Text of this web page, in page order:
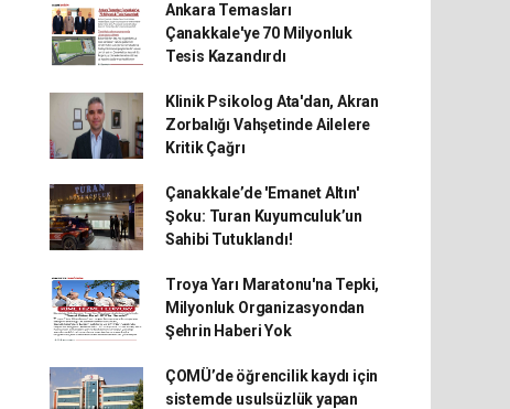
Ankara Temasları
Çanakkale'ye 70 Milyonluk
Tesis Kazandırdı
Klinik Psikolog Ata'dan, Akran
Zorbalığı Vahşetinde Ailelere
Kritik Çağrı
Çanakkale’de 'Emanet Altın'
Şoku: Turan Kuyumculuk’un
Sahibi Tutuklandı!
Troya Yarı Maratonu'na Tepki,
Milyonluk Organizasyondan
Şehrin Haberi Yok
ÇOMÜ’de öğrencilik kaydı için
sistemde usulsüzlük yapan